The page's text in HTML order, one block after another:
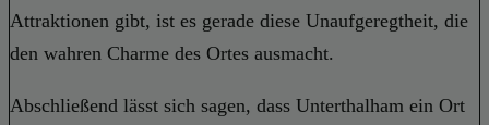
Attraktionen gibt, ist es gerade diese Unaufgeregtheit, die
den wahren Charme des Ortes ausmacht.
Abschließend lässt sich sagen, dass Unterthalham ein Ort